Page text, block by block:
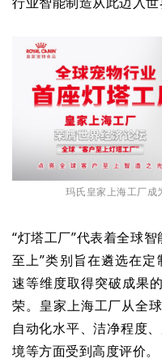
玛氏皇家上海工厂成
“灯塔工厂”代表着全球
至上”类别旨在遴选在
速等维度取得突破成果
荣。皇家上海工厂从全
自动化水平、洁净程度
境等方面受到高度评价。